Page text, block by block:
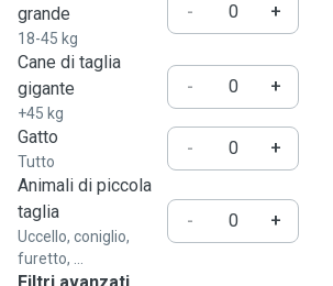
grande
18-45 kg
- +
Cane di taglia
gigante
+45 kg
- +
Gatto
Tutto
-
+
Animali di piccola
taglia
Uccello, coniglio,
furetto, ...
- +